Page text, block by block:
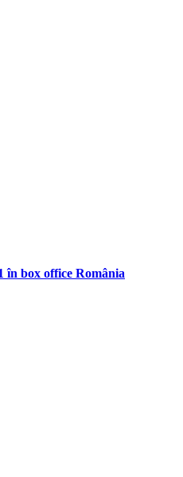
în box office România